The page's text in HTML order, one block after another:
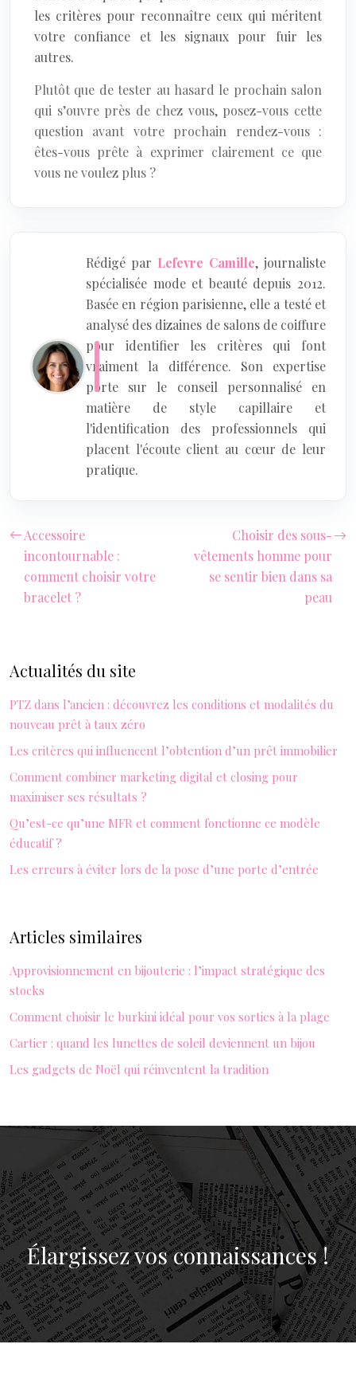
les critères pour reconnaître ceux qui méritent
votre confiance et les signaux pour fuir les
autres.
Plutôt que de tester au hasard le prochain salon
qui s’ouvre près de chez vous, posez-vous cette
question avant votre prochain rendez-vous :
êtes-vous prête à exprimer clairement ce que
vous ne voulez plus ?
Rédigé par Lefevre Camille, journaliste
spécialisée mode et beauté depuis 2012.
Basée en région parisienne, elle a testé et
analysé des dizaines de salons de coiffure
pour identifier les critères qui font
vraiment la différence. Son expertise
porte sur le conseil personnalisé en
matière de style capillaire et
l'identification des professionnels qui
placent l'écoute client au cœur de leur
pratique.
Accessoire
incontournable :
comment choisir votre
bracelet ?
Choisir des sous-
vêtements homme pour
se sentir bien dans sa
peau
Actualités du site
PTZ dans l’ancien : découvrez les conditions et modalités du
nouveau prêt à taux zéro
Les critères qui influencent l’obtention d’un prêt immobilier
Comment combiner marketing digital et closing pour
maximiser ses résultats ?
Qu’est-ce qu’une MFR et comment fonctionne ce modèle
éducatif ?
Les erreurs à éviter lors de la pose d’une porte d’entrée
Articles similaires
Approvisionnement en bijouterie : l’impact stratégique des
stocks
Comment choisir le burkini idéal pour vos sorties à la plage
Cartier : quand les lunettes de soleil deviennent un bijou
Les gadgets de Noël qui réinventent la tradition
Élargissez vos connaissances !